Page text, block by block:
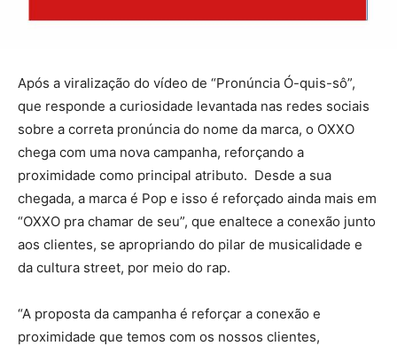
Após a viralização do vídeo de “Pronúncia Ó-quis-sô”,
que responde a curiosidade levantada nas redes sociais
sobre a correta pronúncia do nome da marca, o OXXO
chega com uma nova campanha, reforçando a
proximidade como principal atributo. Desde a sua
chegada, a marca é Pop e isso é reforçado ainda mais em
“OXXO pra chamar de seu”, que enaltece a conexão junto
aos clientes, se apropriando do pilar de musicalidade e
da cultura street, por meio do rap.
“A proposta da campanha é reforçar a conexão e
proximidade que temos com os nossos clientes,